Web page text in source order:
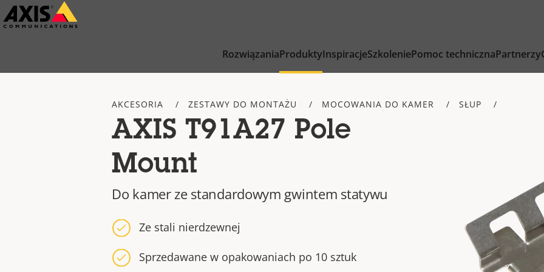
Przejdź
do
RozwiązaniaProduktyInspiracjeSzkoleniePomoc technicznaPartnerzy
AKCESORIA ZESTAWY DO MONTAŻU MOCOWANIA DO KAMER SŁUP
AXIS T91A27 Pole
Mount
Do kamer ze standardowym gwintem statywu
Ze stali nierdzewnej
Sprzedawane w opakowaniach po 10 sztuk